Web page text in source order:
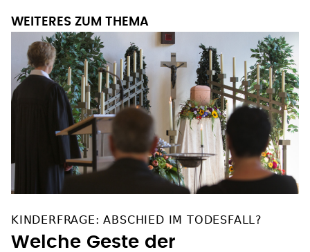
WEITERES ZUM THEMA
KINDERFRAGE: ABSCHIED IM TODESFALL?
Welche Geste der